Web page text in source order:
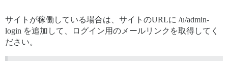
サイトが稼働している場合は、サイトのURLに /u/admin-
login を追加して、ログイン用のメールリンクを取得してく
ださい。